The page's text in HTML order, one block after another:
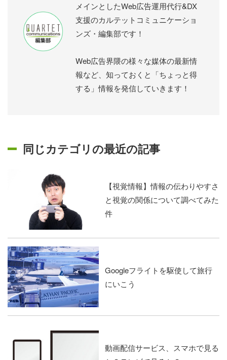
メインとしたWeb広告運用代行&DX
支援のカルテットコミュニケーショ
ンズ・編集部です！
Web広告界隈の様々な媒体の最新情
報など、知っておくと「ちょっと得
する」情報を発信していきます！
同じカテゴリの最近の記事
【視覚情報】情報の伝わりやすさ
と視覚の関係について調べてみた
件
Googleフライトを駆使して旅行
にいこう
動画配信サービス、スマホで見る